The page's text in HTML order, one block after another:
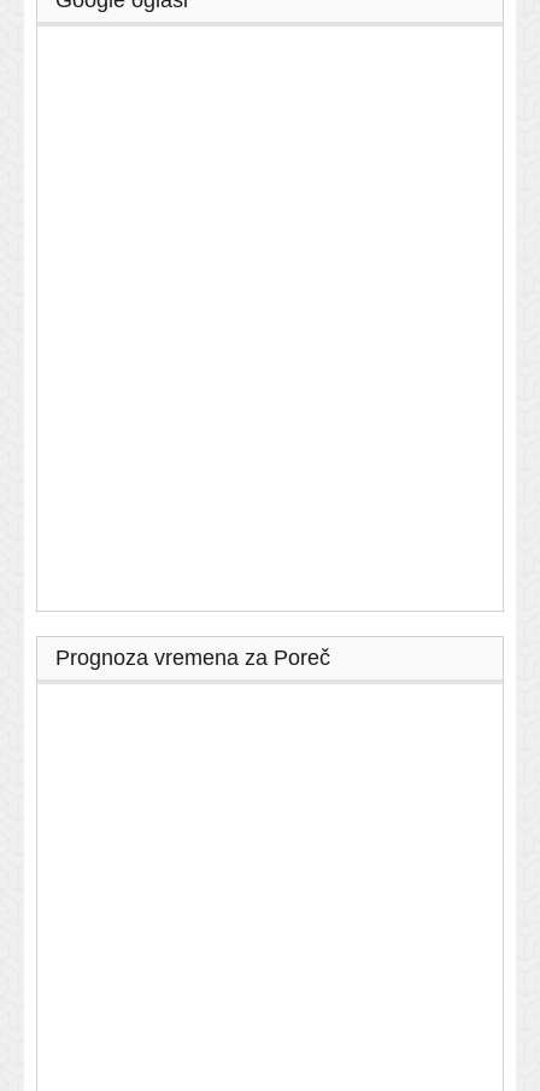
Prognoza vremena za Poreč